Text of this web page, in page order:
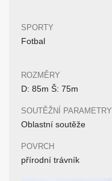
SPORTY
Fotbal
ROZMĚRY
D: 85m Š: 75m
SOUTĚŽNÍ PARAMETRY
Oblastní soutěže
POVRCH
přírodní trávník